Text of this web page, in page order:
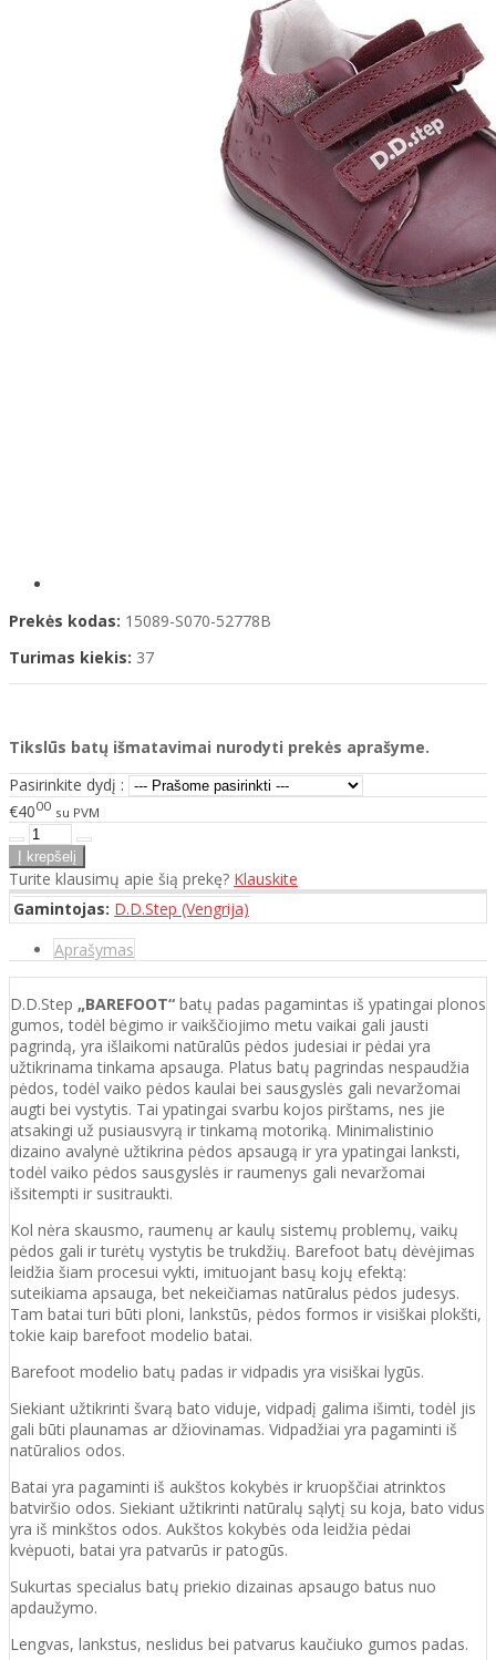
Prekės kodas: 15089-S070-52778B
Turimas kiekis: 37
Tikslūs batų išmatavimai nurodyti prekės aprašyme.
Pasirinkite dydį :
€4000 su PVM
Turite klausimų apie šią prekę? Klauskite
Gamintojas: D.D.Step (Vengrija)
Aprašymas
D.D.Step „BAREFOOT“ batų padas pagamintas iš ypatingai plonos
gumos, todėl bėgimo ir vaikščiojimo metu vaikai gali jausti
pagrindą, yra išlaikomi natūralūs pėdos judesiai ir pėdai yra
užtikrinama tinkama apsauga. Platus batų pagrindas nespaudžia
pėdos, todėl vaiko pėdos kaulai bei sausgyslės gali nevaržomai
augti bei vystytis. Tai ypatingai svarbu kojos pirštams, nes jie
atsakingi už pusiausvyrą ir tinkamą motoriką. Minimalistinio
dizaino avalynė užtikrina pėdos apsaugą ir yra ypatingai lanksti,
todėl vaiko pėdos sausgyslės ir raumenys gali nevaržomai
išsitempti ir susitraukti.
Kol nėra skausmo, raumenų ar kaulų sistemų problemų, vaikų
pėdos gali ir turėtų vystytis be trukdžių. Barefoot batų dėvėjimas
leidžia šiam procesui vykti, imituojant basų kojų efektą:
suteikiama apsauga, bet nekeičiamas natūralus pėdos judesys.
Tam batai turi būti ploni, lankstūs, pėdos formos ir visiškai plokšti,
tokie kaip barefoot modelio batai.
Barefoot modelio batų padas ir vidpadis yra visiškai lygūs.
Siekiant užtikrinti švarą bato viduje, vidpadį galima išimti, todėl jis
gali būti plaunamas ar džiovinamas. Vidpadžiai yra pagaminti iš
natūralios odos.
Batai yra pagaminti iš aukštos kokybės ir kruopščiai atrinktos
batviršio odos. Siekiant užtikrinti natūralų sąlytį su koja, bato vidus
yra iš minkštos odos. Aukštos kokybės oda leidžia pėdai
kvėpuoti, batai yra patvarūs ir patogūs.
Sukurtas specialus batų priekio dizainas apsaugo batus nuo
apdaužymo.
Lengvas, lankstus, neslidus bei patvarus kaučiuko gumos padas.